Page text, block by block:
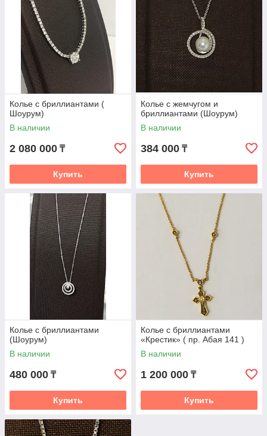
Колье с бриллиантами (
Шоурум)
В наличии
2 080 000 ₸
Купить
Колье с жемчугом и
бриллиантами (Шоурум)
В наличии
384 000 ₸
Купить
Колье с бриллиантами
(Шоурум)
В наличии
480 000 ₸
Купить
Колье с бриллиантами
«Крестик» ( пр. Абая 141 )
В наличии
1 200 000 ₸
Купить